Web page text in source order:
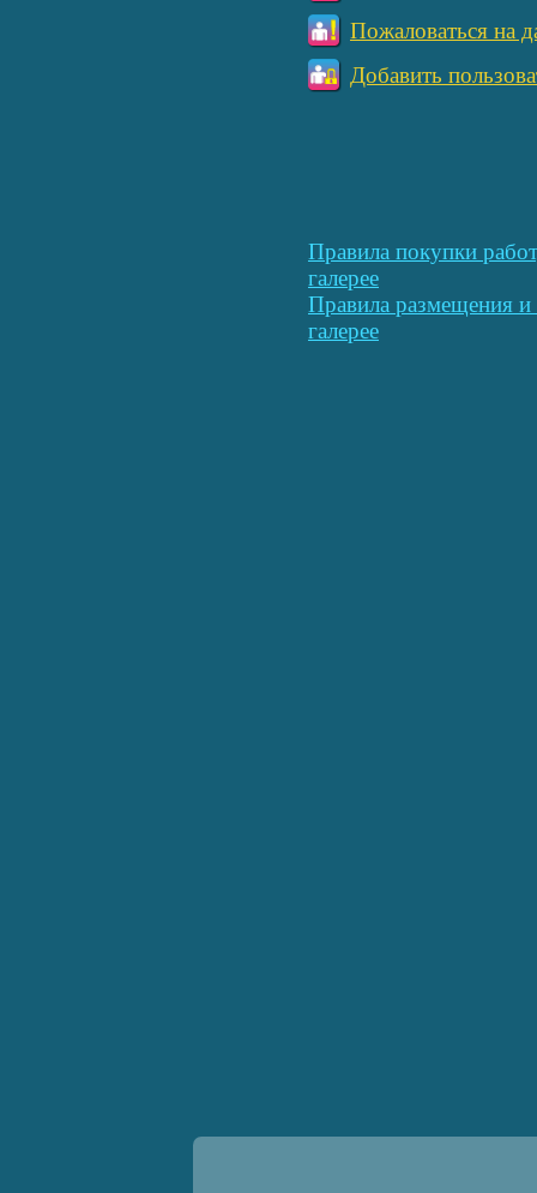
Пожаловаться на
Добавить
Правила покупки
галерее
Правила размещения
галерее